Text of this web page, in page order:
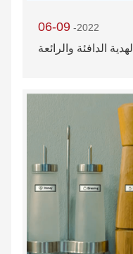
06-09 -2022
الهدية الدافئة والرائعة